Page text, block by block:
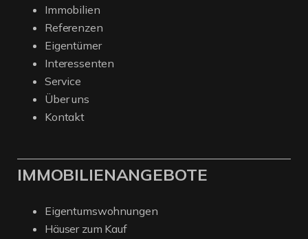
Immobilien
Referenzen
Eigentümer
Interessenten
Service
Über uns
Kontakt
IMMOBILIENANGEBOTE
Eigentumswohnungen
Häuser zum Kauf